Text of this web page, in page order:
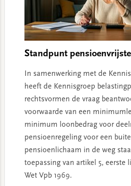
Standpunt
In samenwerking met de
heeft de Kennisgroep
rechtsvormen de vraag
voorwaarde van een
minimum loonbedrag voor
pensioenregeling voor een
pensioenlichaam in de weg
toepassing van artikel 5, eerste
Wet Vpb 1969.